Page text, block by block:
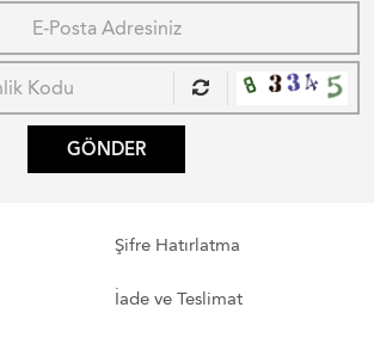
GÖNDER
Şifre Hatırlatma
İade ve Teslimat